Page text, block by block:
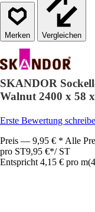
Vergleichen
SKANDOR
Walnut 2400 x 58
Erste Bewertung
Preis — 9,95 € * Alle
pro ST9,95 €*/ ST
Entspricht 4,15 € pro m(